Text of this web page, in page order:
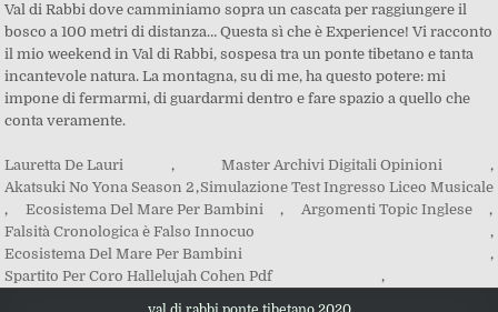
Val di Rabbi dove camminiamo sopra un cascata per raggiungere il
bosco a 100 metri di distanza… Questa sì che è Experience! Vi racconto
il mio weekend in Val di Rabbi, sospesa tra un ponte tibetano e tanta
incantevole natura. La montagna, su di me, ha questo potere: mi
impone di fermarmi, di guardarmi dentro e fare spazio a quello che
conta veramente.
Lauretta De Lauri , Master Archivi Digitali Opinioni
,
Akatsuki No Yona Season 2 ,Simulazione Test Ingresso Liceo Musicale
,
Ecosistema Del Mare Per Bambini , Argomenti Topic Inglese
,
Falsità Cronologica è Falso Innocuo
,
Ecosistema Del Mare Per Bambini
,
Spartito Per Coro Hallelujah Cohen Pdf
,